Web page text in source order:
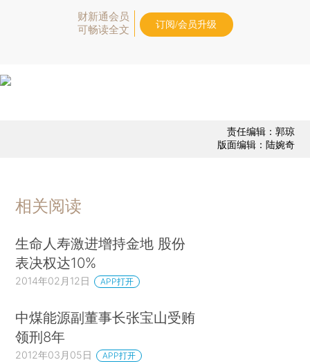
财新通会员
可畅读全文
订阅/会员升级
责任编辑：郭琼
版面编辑：陆婉奇
相关阅读
生命人寿激进增持金地 股份
表决权达10%
2014年02月12日 APP打开
中煤能源副董事长张宝山受贿
领刑8年
2012年03月05日 APP打开